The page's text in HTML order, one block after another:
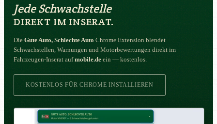
Jede Schwachstelle
DIREKT IM INSERAT.
Die Gute Auto, Schlechte Auto Chrome Extension blendet
Schwachstellen, Warnungen und Motorbewertungen direkt im
Fahrzeugen-Inserat aufmobile.de ein — kostenlos.
KOSTENLOS FÜR CHROME INSTALLIEREN